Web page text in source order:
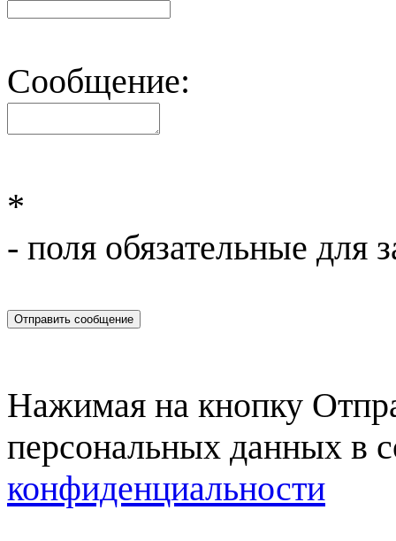
Сообщение:
*
- поля обязательные для
Отправить сообщение
Нажимая на кнопку
персональных данных в
конфиденциальности